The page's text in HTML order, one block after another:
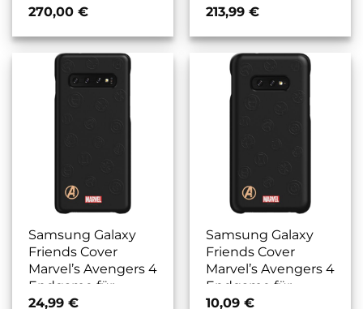
270,00 €
213,99 €
Samsung Galaxy
Friends Cover
Marvel’s Avengers 4
Endgame für
Galaxy S10 schwarz
24,99 €
Samsung Galaxy
Friends Cover
Marvel’s Avengers 4
Endgame für
Galaxy S10e
10,09 €